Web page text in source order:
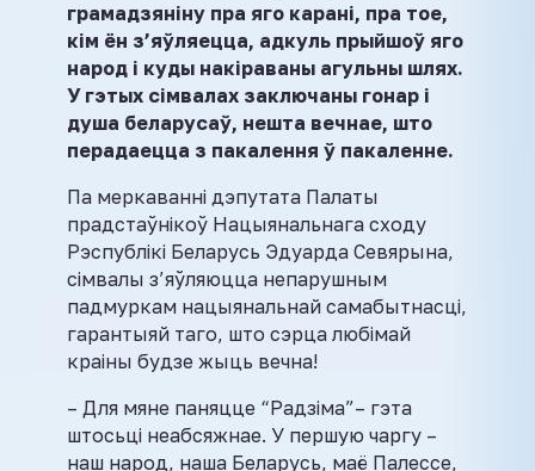
грамадзяніну пра яго карані, пра тое,
кім ён з’яўляецца, адкуль прыйшоў яго
народ і куды накіраваны агульны шлях.
У гэтых сімвалах заключаны гонар і
душа беларусаў, нешта вечнае, што
перадаецца з пакалення ў пакаленне.
Па меркаванні дэпутата Палаты
прадстаўнікоў Нацыянальнага сходу
Рэспублікі Беларусь Эдуарда Севярына,
сімвалы з’яўляюцца непарушным
падмуркам нацыянальнай самабытнасці,
гарантыяй таго, што сэрца любімай
краіны будзе жыць вечна!
– Для мяне паняцце “Радзіма”– гэта
штосьці неабсяжнае. У першую чаргу –
наш народ, наша Беларусь, маё Палессе,